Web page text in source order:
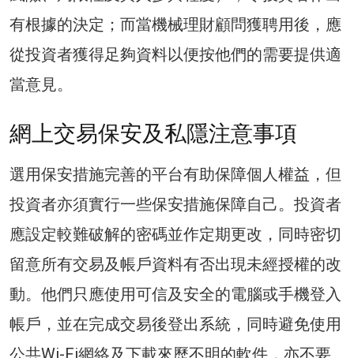
有根據的決定；而當機械理財顧問獲聘用後，應
從投資者獲得足夠資料以便按他們的需要提供適
當意見。
網上交易保安及私隱注意事項
選用保安措施完善的平台有助保障個人權益，但
投資者亦須實行一些保安措施保障自己。投資者
應設定較難破解的密碼並作定期更改，同時密切
留意所有交易及帳戶資料有否出現未經授權的改
動。他們只應使用可信及安全的電腦或手機登入
帳戶，並在完成交易後登出系統，同時避免使用
公共Wi-Fi網絡及下載來歷不明的軟件，亦不要